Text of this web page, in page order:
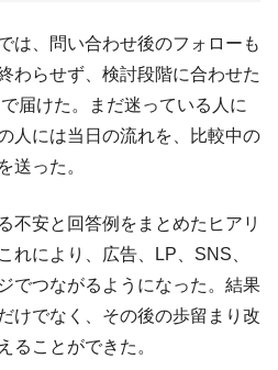
は、問い合わせ後のフォローも
わらせず、検討段階に合わせた
届けた。まだ迷っている人に
人には当日の流れを、比較中の
送った。
不安と回答例をまとめたヒアリ
れにより、広告、LP、SNS、
でつながるようになった。結果
けでなく、その後の歩留まり改
ることができた。